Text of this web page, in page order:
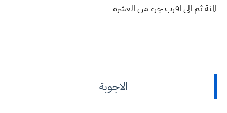
المئة ثم الى اقرب جزء من العشرة
الاجوبة